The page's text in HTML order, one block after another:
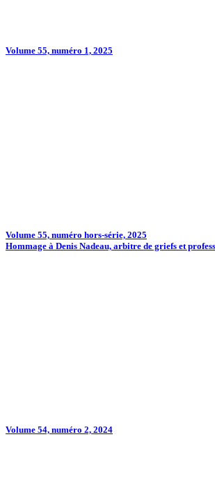
Volume 55, numéro 1, 2025
Volume 55, numéro hors-série, 2025
Hommage à Denis Nadeau, arbitre de griefs et
Volume 54, numéro 2, 2024